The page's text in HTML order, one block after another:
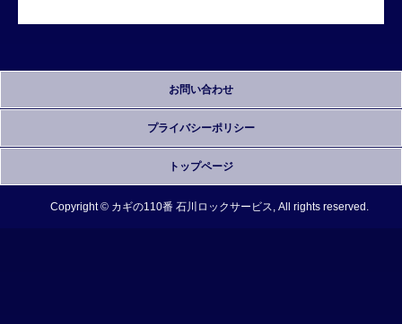
お問い合わせ
プライバシーポリシー
トップページ
Copyright © カギの110番 石川ロックサービス, All rights reserved.